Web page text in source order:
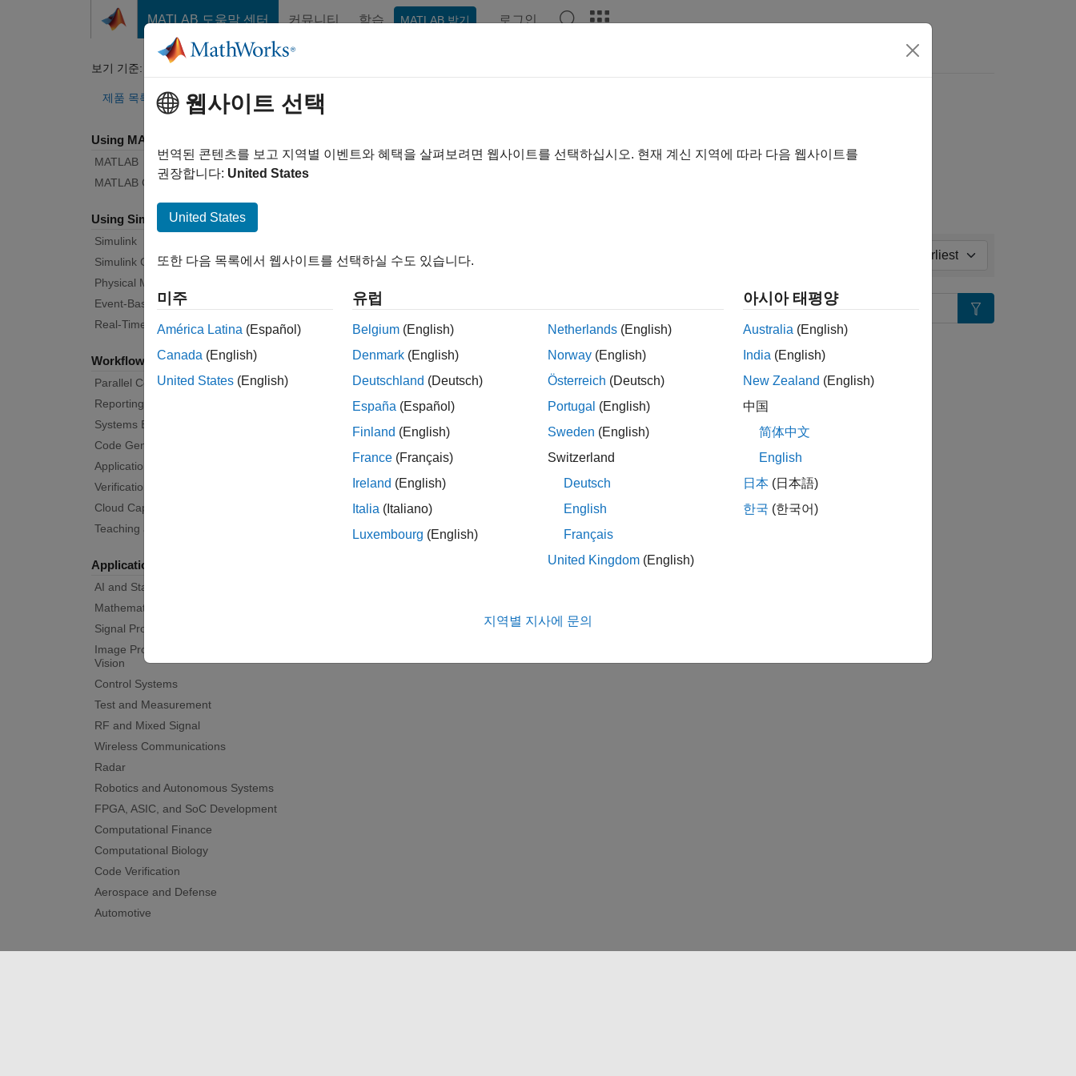
MATLAB 도움말 센터 커뮤니티 학습 MATLAB 받기 로그인
보기 기준:
제품 목록
Using MATLAB
MATLAB
MATLAB Copilot
Using Simulink
Simulink
Simulink Copilot
Physical Modeling
Event-Based Modeling
Real-Time Simulation and Testing
Workflows
Parallel Computing
Reporting and Database Access
Systems Engineering
Code Generation
Application Deployment
Verification, Validation, and Test
Cloud Capabilities
Teaching and Learning
Applications
AI and Statistics
Mathematics and Optimization
Signal Processing
Image Processing and Computer
Vision
Control Systems
Test and Measurement
RF and Mixed Signal
Wireless Communications
Radar
Robotics and Autonomous Systems
FPGA, ASIC, and SoC Development
Computational Finance
Computational Biology
Code Verification
Aerospace and Defense
Automotive
Raspberry Pi Blockset Release Notes
Bug Reports | Bug Fixes expand all in page
to Incompatibilities
Text Filter: Raspberry Pi Blockset Release Notes
How useful was this information?
웹사이트 선택
번역된 콘텐츠를 보고 지역별 이벤트와 혜택을 살펴보려면 웹사이트를 선택하십시오. 현재 계신 지역에 따라 다음 웹사이트를
권장합니다: United States
United States
또한 다음 목록에서 웹사이트를 선택하실 수도 있습니다.
미주
América Latina (Español)
Canada (English)
United States (English)
유럽
Belgium (English)
Denmark (English)
Deutschland (Deutsch)
España (Español)
Finland (English)
France (Français)
Ireland (English)
Italia (Italiano)
Luxembourg (English)
Netherlands (English)
Norway (English)
Österreich (Deutsch)
Portugal (English)
Sweden (English)
Switzerland
Deutsch
English
Français
United Kingdom (English)
아시아 태평양
Australia (English)
India (English)
New Zealand (English)
中国
简体中文
English
日本 (日本語)
한국 (한국어)
지역별 지사에 문의